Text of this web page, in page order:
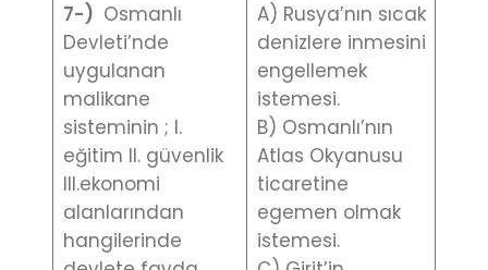
7-) Osmanlı
Devleti’nde
uygulanan
malikane
sisteminin ; I.
eğitim II. güvenlik
III.ekonomi
alanlarından
hangilerinde
A) Rusya’nın sıcak
denizlere inmesini
engellemek
istemesi.
B) Osmanlı’nın
Atlas Okyanusu
ticaretine
egemen olmak
istemesi.